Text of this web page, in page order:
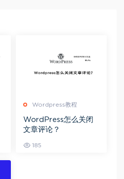
Wordpress教程
WordPress怎么关闭
文章评论？
185